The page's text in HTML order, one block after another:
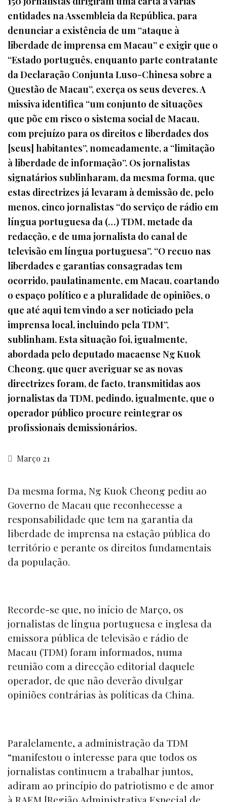
entidades na Assembleia da República, para
denunciar a existência de um “ataque à
liberdade de imprensa em Macau” e exigir que o
“Estado português, enquanto parte contratante
da Declaração Conjunta Luso-Chinesa sobre a
Questão de Macau”, exerça os seus deveres. A
missiva identifica “um conjunto de situações
que põe em risco o sistema social de Macau,
com prejuízo para os direitos e liberdades dos
[seus] habitantes”, nomeadamente, a “limitação
à liberdade de informação”. Os jornalistas
signatários sublinharam, da mesma forma, que
estas directrizes já levaram à demissão de, pelo
menos, cinco jornalistas “do serviço de rádio em
língua portuguesa da (…) TDM, metade da
redacção, e de uma jornalista do canal de
televisão em língua portuguesa”. “O recuo nas
liberdades e garantias consagradas tem
ocorrido, paulatinamente, em Macau, coartando
o espaço político e a pluralidade de opiniões, o
que até aqui tem vindo a ser noticiado pela
imprensa local, incluindo pela TDM”,
sublinham. Esta situação foi, igualmente,
abordada pelo deputado macaense Ng Kuok
Cheong, que quer averiguar se as novas
directrizes foram, de facto, transmitidas aos
jornalistas da TDM, pedindo, igualmente, que o
operador público procure reintegrar os
profissionais demissionários.
Março 21
Da mesma forma, Ng Kuok Cheong pediu ao
Governo de Macau que reconhecesse a
responsabilidade que tem na garantia da
liberdade de imprensa na estação pública do
território e perante os direitos fundamentais
da população.
Recorde-se que, no início de Março, os
jornalistas de língua portuguesa e inglesa da
emissora pública de televisão e rádio de
Macau (TDM) foram informados, numa
reunião com a direcção editorial daquele
operador, de que não deverão divulgar
opiniões contrárias às políticas da China.
Paralelamente, a administração da TDM
“manifestou o interesse para que todos os
jornalistas continuem a trabalhar juntos,
adiram ao princípio do patriotismo e de amor
à RAEM [Região Administrativa Especial de